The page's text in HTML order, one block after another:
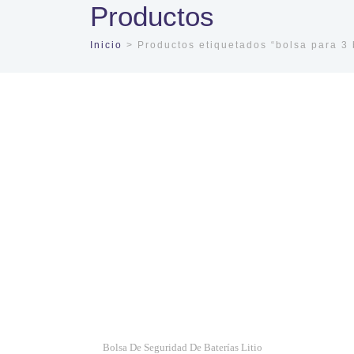
Productos
Inicio > Productos etiquetados “bolsa para 3
Bolsa De Seguridad De Baterías Litio